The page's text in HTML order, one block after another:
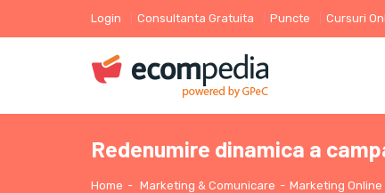
Login Consultanta Gratuita Puncte Cursuri
Redenumire dinamica a
Home - Marketing & Comunicare - Marketing Online